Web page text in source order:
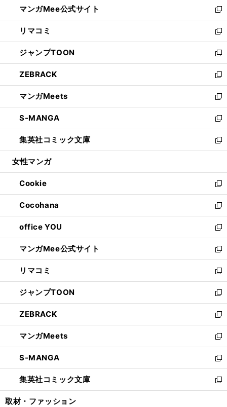
く
ド
ウ
で
開
く
ィ
ン
ド
ウ
で
開
く
い
ウ
ィ
ン
ド
ウ
で
開
く
マンガMee公式サイト
新
し
い
ウ
ィ
ン
ド
ウ
で
開
く
リマコミ
新
し
い
ウ
ィ
ン
ド
ウ
で
開
く
ジャンプTOON
新
し
い
ウ
ィ
ン
ド
ウ
で
開
ZEBRACK
新
し
い
ウ
ィ
ン
ド
ウ
開
く
マンガMeets
新
し
い
ウ
ィ
ン
ウ
で
開
く
S-MANGA
新
し
い
ウ
ン
ド
ウ
で
開
く
集英社コミック文庫
新
し
ウ
ィ
ン
ド
ウ
で
開
く
女性マンガ
Cookie
新
し
い
ウ
ィ
ン
ド
ウ
で
開
く
Cocohana
新
し
い
ウ
ィ
ン
ド
ウ
で
開
く
office YOU
新
し
い
ウ
ィ
ン
ド
ウ
で
開
く
マンガMee公式サイト
新
し
い
ウ
ィ
ン
ド
ウ
で
開
く
リマコミ
新
し
い
ウ
ィ
ン
ド
ウ
で
開
く
ジャンプTOON
新
し
い
ウ
ィ
ン
ド
ウ
で
開
ZEBRACK
新
し
い
ウ
ィ
ン
ド
ウ
マンガMeets
新
し
い
ウ
ィ
ン
S-MANGA
新
し
い
ウ
集英社コミック文庫
新
し
取材・ファッション